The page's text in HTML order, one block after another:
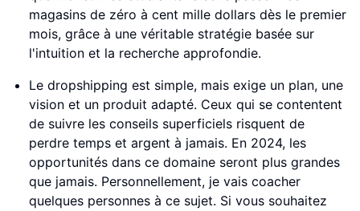
magasins de zéro à cent mille dollars dès le premier
mois, grâce à une véritable stratégie basée sur
l'intuition et la recherche approfondie.
Le dropshipping est simple, mais exige un plan, une
vision et un produit adapté. Ceux qui se contentent
de suivre les conseils superficiels risquent de
perdre temps et argent à jamais. En 2024, les
opportunités dans ce domaine seront plus grandes
que jamais. Personnellement, je vais coacher
quelques personnes à ce sujet. Si vous souhaitez